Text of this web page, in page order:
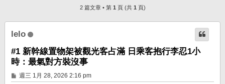
2 篇文章 • 第 1 頁 (共 1 頁)
lelo
#1 新幹線置物架被觀光客占滿 日乘客抱行李忍1小
時：最氣對方裝沒事
文
章
週三 1月 28, 2026 2:16 pm